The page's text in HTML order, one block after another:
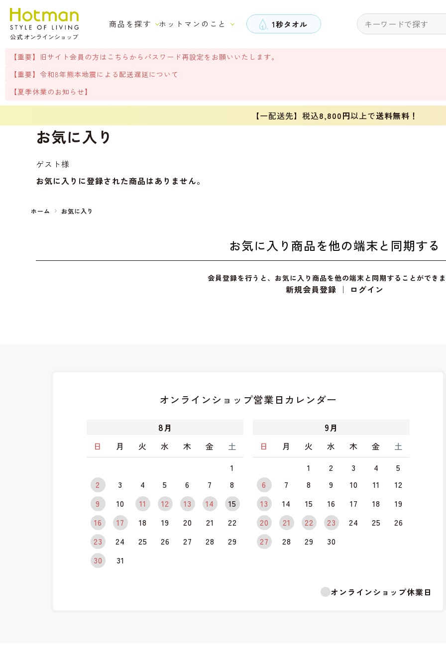
商品を探す ホットマンのこと 1秒タオル
【重要】旧サイト会員の方はこちらからパスワード再設定をお願いいたします。
【重要】令和8年熊本地震による配送遅延について
【夏季休業のお知らせ】
【一配送先】税込8,800円以上で送料無料！
お気に入り
ゲスト様
お気に入りに登録された商品はありません。
ホーム お気に入り
お気に入り商品を他の端末と同期する
会員登録を行うと、お気に入り商品を他の端末と同期することができ
新規会員登録 ｜ ログイン
オンラインショップ営業日カレンダー
8月
日
月 火 水 木 金
土
1
2
3 4 5 6 7
8
9
10 11 12 13 14
15
16
17 18 19 20 21
22
23
24 25 26 27 28
29
30
31
9月
日
月 火 水 木 金
土
1
2 3 4
5
6
7 8 9 10 11
12
13
14 15 16 17 18
19
20
21 22 23 24 25
26
27
28 29 30
オンラインショップ休業日